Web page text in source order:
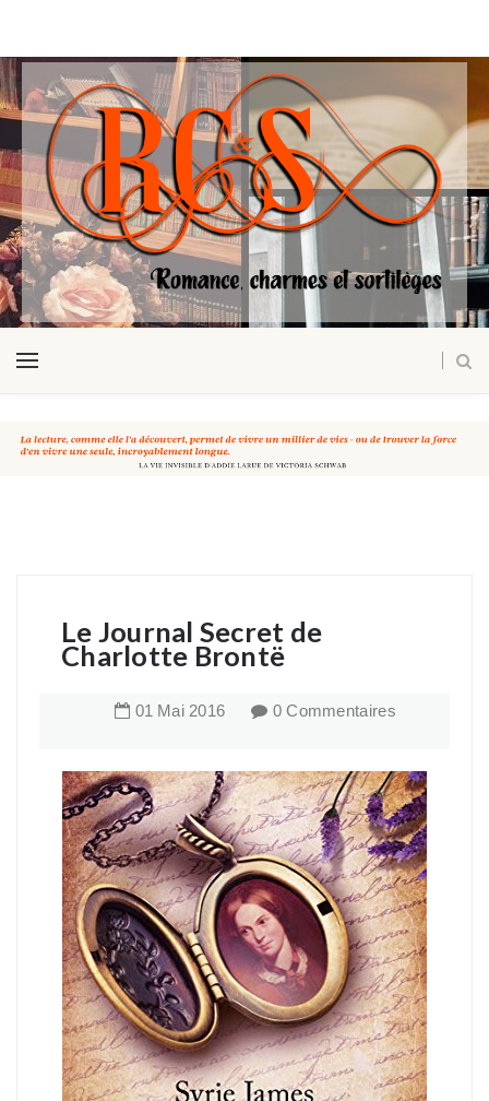
Le Journal Secret de
Charlotte Brontë
01 Mai 2016 0 Commentaires